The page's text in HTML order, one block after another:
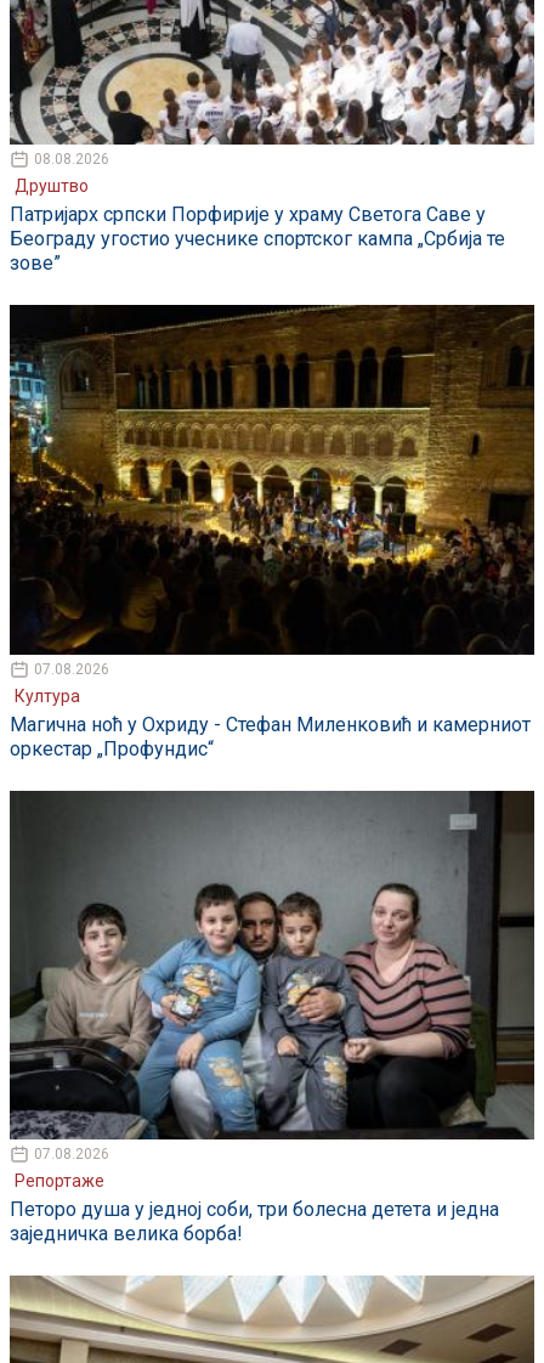
08.08.2026
Друштво
Патријарх српски Порфирије у храму Светога Саве у
Београду угостио учеснике спортског кампа „Србија те
зове”
07.08.2026
Култура
Магична ноћ у Охриду - Стефан Миленковић и камерниот
оркестар „Профундис“
07.08.2026
Репортаже
Петоро душа у једној соби, три болесна детета и једна
заједничка велика борба!